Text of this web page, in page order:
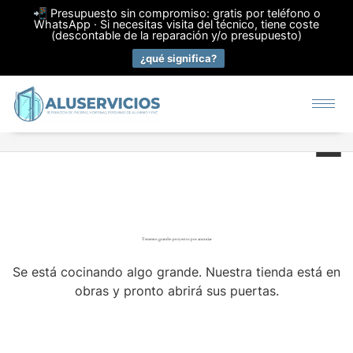
📲 Presupuesto sin compromiso: gratis por teléfono o
WhatsApp · Si necesitas visita del técnico, tiene coste
(descontable de la reparación y/o presupuesto)
¿qué significa?
Tenemos grandes proyectos por anunciar
Se está cocinando algo grande. Nuestra tienda está en
obras y pronto abrirá sus puertas.